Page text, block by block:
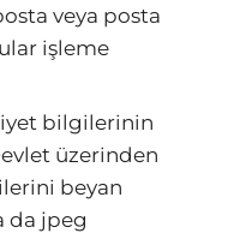
veya posta
işleme
bilgilerinin
üzerinden
beyan
da jpeg